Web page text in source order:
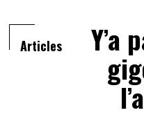
Articles Y’a